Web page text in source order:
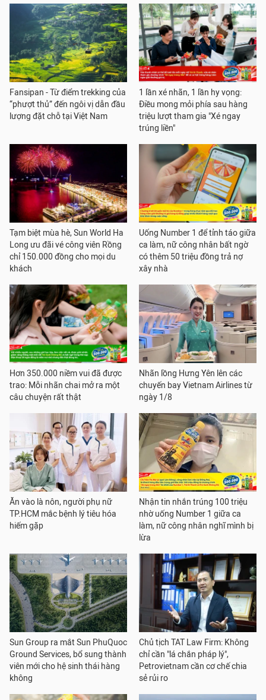
Fansipan - Từ điểm trekking của
“phượt thủ” đến ngôi vị dẫn đầu
lượng đặt chỗ tại Việt Nam
1 lần xé nhãn, 1 lần hy vọng:
Điều mong mỏi phía sau hàng
triệu lượt tham gia "Xé ngay
trúng liền"
Tạm biệt mùa hè, Sun World Ha
Long ưu đãi vé công viên Rồng
chỉ 150.000 đồng cho mọi du
khách
Uống Number 1 để tỉnh táo giữa
ca làm, nữ công nhân bất ngờ
có thêm 50 triệu đồng trả nợ
xây nhà
Hơn 350.000 niềm vui đã được
trao: Mỗi nhãn chai mở ra một
câu chuyện rất thật
Nhãn lồng Hưng Yên lên các
chuyến bay Vietnam Airlines từ
ngày 1/8
Ăn vào là nôn, người phụ nữ
TP.HCM mắc bệnh lý tiêu hóa
hiếm gặp
Nhận tin nhắn trúng 100 triệu
nhờ uống Number 1 giữa ca
làm, nữ công nhân nghĩ mình bị
lừa
Sun Group ra mắt Sun PhuQuoc
Ground Services, bổ sung thành
viên mới cho hệ sinh thái hàng
không
Chủ tịch TAT Law Firm: Không
chỉ cần "lá chắn pháp lý",
Petrovietnam cần cơ chế chia
sẻ rủi ro